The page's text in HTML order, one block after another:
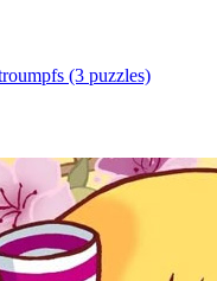
(3 puzzles)